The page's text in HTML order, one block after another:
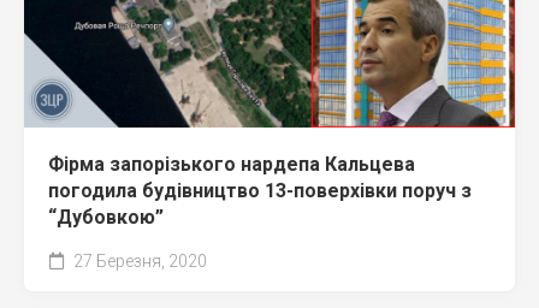
Фірма запорізького нардепа Кальцева
погодила будівництво 13-поверхівки поруч з
“Дубовкою”
27 Березня, 2020